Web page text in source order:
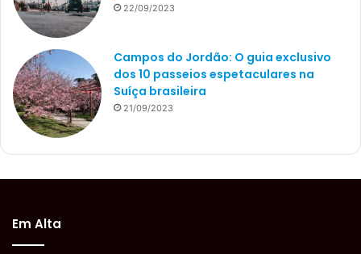
22/09/2023
Campos do Jordão: O guia exclusivo
dos 10 passeios espetaculares na
Suíça brasileira
21/09/2023
Em Alta